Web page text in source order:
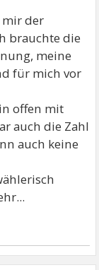
mir der
brauchte die
meine
für mich vor
offen mit
auch die Zahl
auch keine